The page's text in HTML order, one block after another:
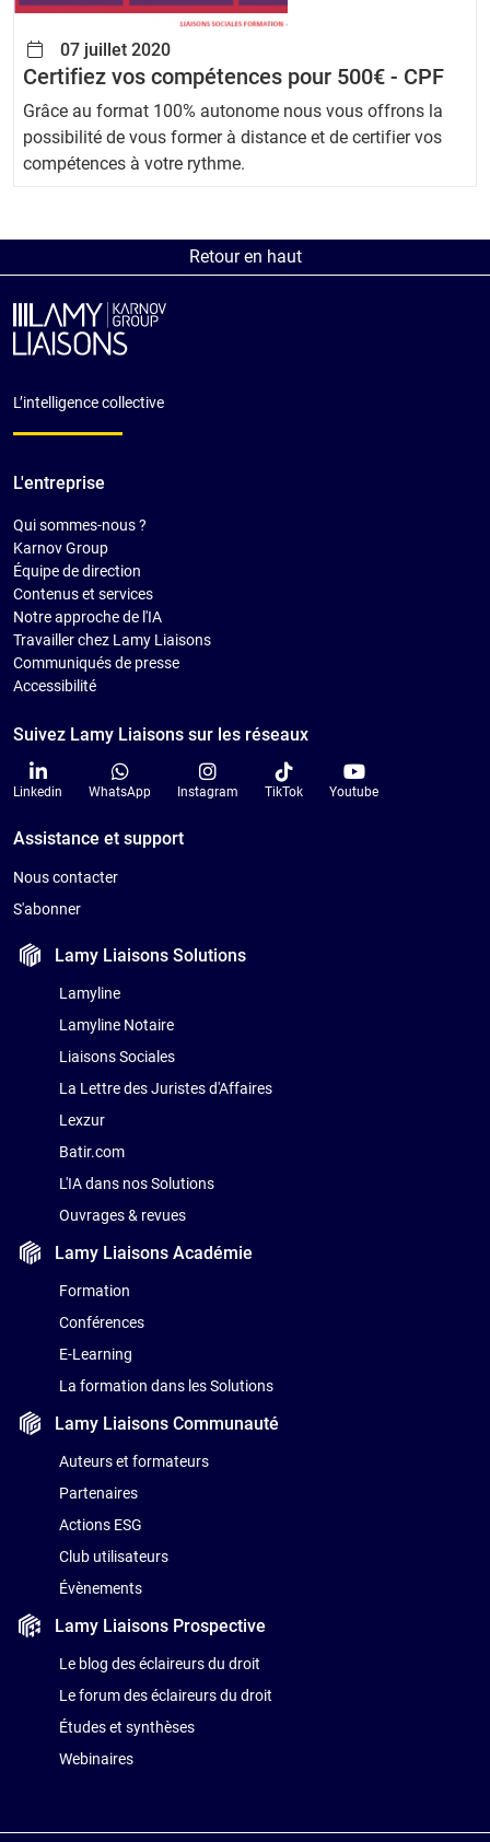
07 juillet 2020
Certifiez vos compétences pour 500€ - CPF
Grâce au format 100% autonome nous vous offrons la
possibilité de vous former à distance et de certifier vos
compétences à votre rythme.
Retour en haut
L’intelligence collective
L'entreprise
Qui sommes-nous ?
Karnov Group
Équipe de direction
Contenus et services
Notre approche de l'IA
Travailler chez Lamy Liaisons
Communiqués de presse
Accessibilité
Suivez Lamy Liaisons sur les réseaux
Linkedin WhatsApp Instagram TikTok Youtube
Assistance et support
Nous contacter
S'abonner
Lamy LiaisonsSolutions
Lamyline
Lamyline Notaire
Liaisons Sociales
La Lettre des Juristes d'Affaires
Lexzur
Batir.com
L'IA dans nos Solutions
Ouvrages & revues
Lamy LiaisonsAcadémie
Formation
Conférences
E-Learning
La formation dans les Solutions
Lamy LiaisonsCommunauté
Auteurs et formateurs
Partenaires
Actions ESG
Club utilisateurs
Évènements
Lamy Liaisons Prospective
Le blog des éclaireurs du droit
Le forum des éclaireurs du droit
Études et synthèses
Webinaires